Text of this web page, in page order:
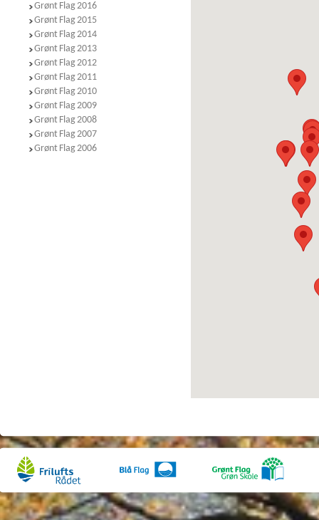
Grønt Flag 2016
Grønt Flag 2015
Grønt Flag 2014
Grønt Flag 2013
Grønt Flag 2012
Grønt Flag 2011
Grønt Flag 2010
Grønt Flag 2009
Grønt Flag 2008
Grønt Flag 2007
Grønt Flag 2006